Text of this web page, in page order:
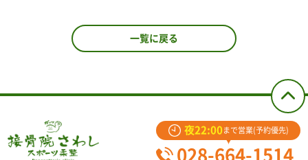
一覧に戻る
夜22:00 まで営業(予約優先)
028-664-1514